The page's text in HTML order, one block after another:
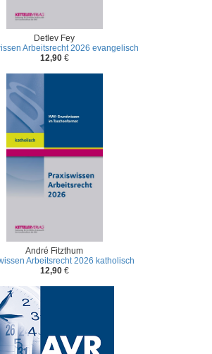
Detlev Fey
Arbeitsrecht 2026 evangelisch
12,90€
André Fitzthum
Arbeitsrecht 2026 katholisch
12,90€